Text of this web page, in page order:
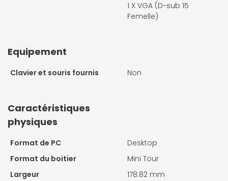
1 X VGA (D-sub 15
Femelle)
Equipement
Clavier et souris fournis Non
Caractéristiques
physiques
Format de PC
Desktop
Format du boitier
Mini Tour
Largeur
178.82 mm